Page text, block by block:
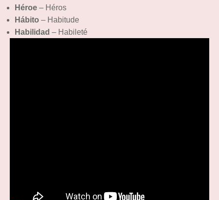
Héroe – Héros
Hábito – Habitude
Habilidad – Habileté